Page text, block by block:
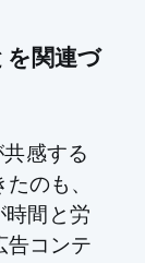
関連づ
感する
のも、
時間と労
告コンテ